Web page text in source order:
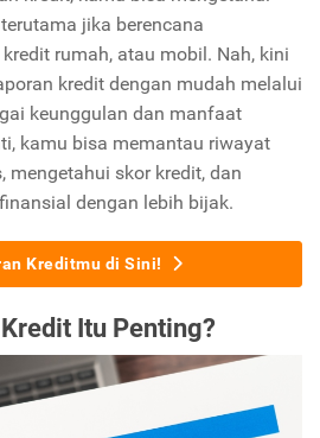
jika berencana
rumah, atau mobil. Nah, kini
kredit dengan mudah melalui
keunggulan dan manfaat
kamu bisa memantau riwayat
mengetahui skor kredit, dan
dengan lebih bijak.
Kreditmu di Sini!
Itu Penting?